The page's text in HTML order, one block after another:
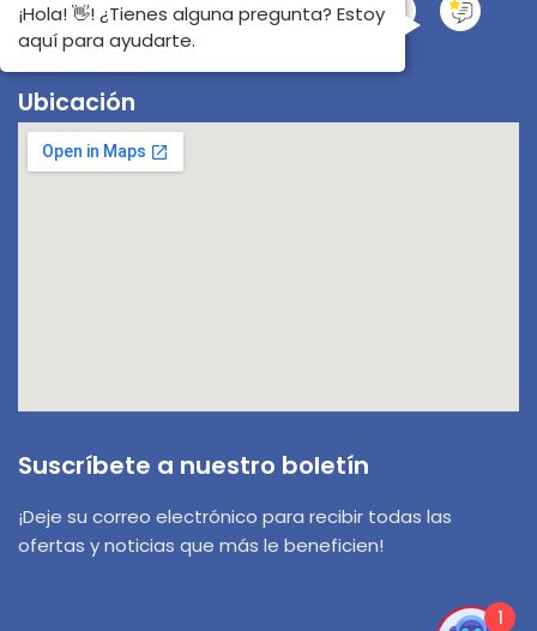
Ubicación
Suscríbete a nuestro boletín
¡Deje su correo electrónico para recibir todas las
ofertas y noticias que más le beneficien!
¡Hola! 👋! ¿Tienes alguna pregunta? Estoy
aquí para ayudarte.
1